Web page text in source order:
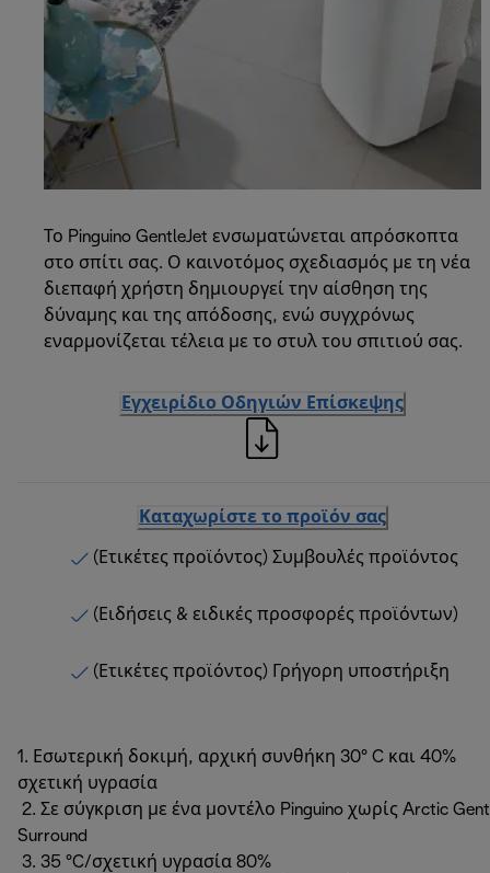
Το Pinguino GentleJet ενσωματώνεται απρόσκοπτα
στο σπίτι σας. Ο καινοτόμος σχεδιασμός με τη νέα
διεπαφή χρήστη δημιουργεί την αίσθηση της
δύναμης και της απόδοσης, ενώ συγχρόνως
εναρμονίζεται τέλεια με το στυλ του σπιτιού σας.
Εγχειρίδιο Οδηγιών Επίσκεψης
Καταχωρίστε το προϊόν σας
(Ετικέτες προϊόντος) Συμβουλές προϊόντος
(Ειδήσεις & ειδικές προσφορές προϊόντων)
(Ετικέτες προϊόντος) Γρήγορη υποστήριξη
1. Εσωτερική δοκιμή, αρχική συνθήκη 30° C και 40%
σχετική υγρασία
2. Σε σύγκριση με ένα μοντέλο Pinguino χωρίς Arctic
Surround
3. 35 °C/σχετική υγρασία 80%